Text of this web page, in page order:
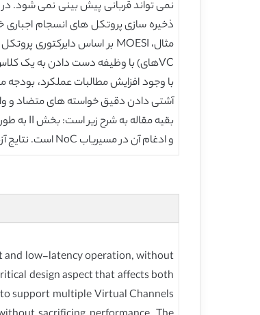
ذخیره سازی پروتکل های انسجام
VCهای) با وظیفه دست دادن به یک کلاس پیام خاص از پروتکل انسجام حافظه نهان [9] دارد.
آشتی دادن دقیق خواسته های متضاد و
و ادغام آن در مسیریاب NoC است. نتایج آزمایش ها در بخش VII ارائه شده است، و نتیجه گیری در بخش VIII ترسیم شده است.
and low-latency operation, without
design aspect that affects both
support multiple Virtual Channels